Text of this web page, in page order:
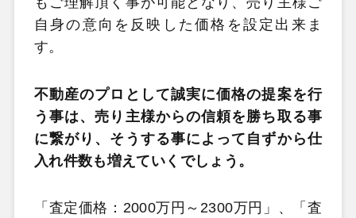
自身の意向を反映した価格を設定出来ま
す。
不動産のプロとして誠実に価格の提案を行
う事は、売り主様からの信頼を勝ち取る事
に繋がり、そうする事によって自ずから仕
入れ件数も増えていくでしょう。
「査定価格：2000万円～2300万円」、「査